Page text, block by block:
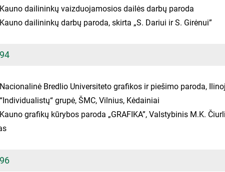
Kauno dailininkų vaizduojamosios dailės darbų paroda
Kauno dailininkų darbų paroda, skirta „S. Dariui ir S. Girėnui”
Nacionalinė Bredlio Universiteto grafikos ir piešimo paroda,
“Individualistų“ grupė, ŠMC, Vilnius, Kėdainiai
Kauno grafikų kūrybos paroda „GRAFIKA”, Valstybinis M.K.